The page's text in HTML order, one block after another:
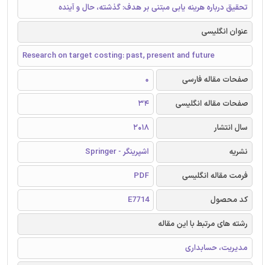
تحقیق درباره هرینه یابی مبتنی بر هدف: گذشته، حال و آینده
عنوان انگلیسی
Research on target costing: past, present and future
صفحات مقاله فارسی
0
صفحات مقاله انگلیسی
34
سال انتشار
2018
نشریه
اشپرینگر - Springer
فرمت مقاله انگلیسی
PDF
کد محصول
E7714
رشته های مرتبط با این مقاله
مدیریت، حسابداری